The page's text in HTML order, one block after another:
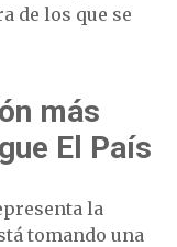
de los que se
más
El País
la
tomando una